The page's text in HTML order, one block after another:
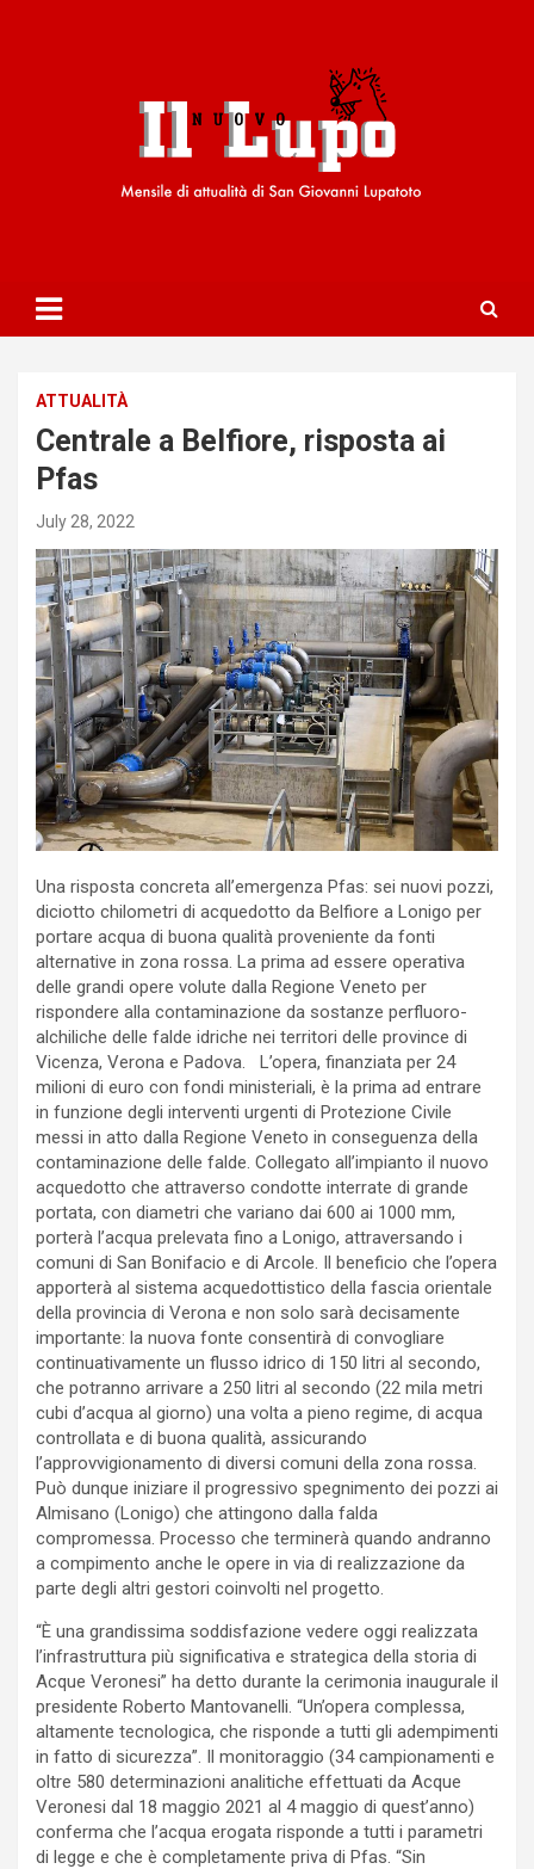
ATTUALITÀ
Centrale a Belfiore, risposta ai
Pfas
July 28, 2022
Una risposta concreta all’emergenza Pfas: sei nuovi pozzi,
diciotto chilometri di acquedotto da Belfiore a Lonigo per
portare acqua di buona qualità proveniente da fonti
alternative in zona rossa. La prima ad essere operativa
delle grandi opere volute dalla Regione Veneto per
rispondere alla contaminazione da sostanze perfluoro-
alchiliche delle falde idriche nei territori delle province di
Vicenza, Verona e Padova. L’opera, finanziata per 24
milioni di euro con fondi ministeriali, è la prima ad entrare
in funzione degli interventi urgenti di Protezione Civile
messi in atto dalla Regione Veneto in conseguenza della
contaminazione delle falde. Collegato all’impianto il nuovo
acquedotto che attraverso condotte interrate di grande
portata, con diametri che variano dai 600 ai 1000 mm,
porterà l’acqua prelevata fino a Lonigo, attraversando i
comuni di San Bonifacio e di Arcole. Il beneficio che l’opera
apporterà al sistema acquedottistico della fascia orientale
della provincia di Verona e non solo sarà decisamente
importante: la nuova fonte consentirà di convogliare
continuativamente un flusso idrico di 150 litri al secondo,
che potranno arrivare a 250 litri al secondo (22 mila metri
cubi d’acqua al giorno) una volta a pieno regime, di acqua
controllata e di buona qualità, assicurando
l’approvvigionamento di diversi comuni della zona rossa.
Può dunque iniziare il progressivo spegnimento dei pozzi ai
Almisano (Lonigo) che attingono dalla falda
compromessa. Processo che terminerà quando andranno
a compimento anche le opere in via di realizzazione da
parte degli altri gestori coinvolti nel progetto.
“È una grandissima soddisfazione vedere oggi realizzata
l’infrastruttura più significativa e strategica della storia di
Acque Veronesi” ha detto durante la cerimonia inaugurale il
presidente Roberto Mantovanelli. “Un’opera complessa,
altamente tecnologica, che risponde a tutti gli adempimenti
in fatto di sicurezza”. Il monitoraggio (34 campionamenti e
oltre 580 determinazioni analitiche effettuati da Acque
Veronesi dal 18 maggio 2021 al 4 maggio di quest’anno)
conferma che l’acqua erogata risponde a tutti i parametri
di legge e che è completamente priva di Pfas. “Sin